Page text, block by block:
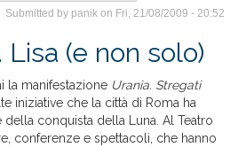
Submitted by panik on Fri, 21/08/2009 - 20:52
Lisa (e non solo)
la manifestazione Urania. Stregati
iniziative che la città di Roma ha
conquista della Luna. Al Teatro
conferenze e spettacoli, che hanno